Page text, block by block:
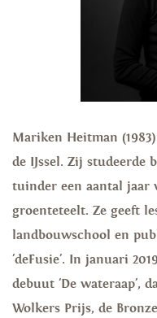
Mariken Heitman
de IJssel. Zij studeerde
tuinder een aantal jaar
groenteteelt. Ze geeft
landbouwschool en
'deFusie'. In januari
debuut 'De wateraap',
Wolkers Prijs, de